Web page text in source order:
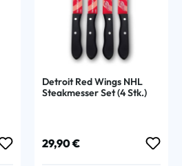
Detroit Red Wings NHL
Steakmesser Set (4 Stk.)
Regulärer Preis:
29,90 €